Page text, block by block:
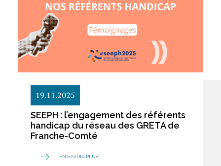
19.11.2025
SEEPH : l’engagement des référents
handicap du réseau des GRETA de
Franche-Comté
EN SAVOIR PLUS